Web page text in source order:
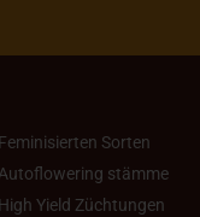
Feminisierten Sorten
stämme
High Yield Züchtungen